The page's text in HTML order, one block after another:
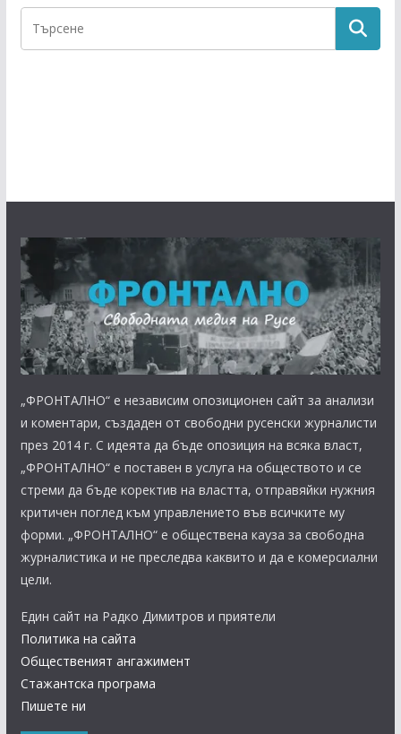
„ФРОНТАЛНО“ е независим опозиционен сайт за анализи
и коментари, създаден от свободни русенски журналисти
през 2014 г. С идеята да бъде опозиция на всяка власт,
„ФРОНТАЛНО“ е поставен в услуга на обществото и се
стреми да бъде коректив на властта, отправяйки нужния
критичен поглед към управлението във всичките му
форми. „ФРОНТАЛНО“ е обществена кауза за свободна
журналистика и не преследва каквито и да е комерсиални
цели.
Един сайт на Радко Димитров и приятели
Политика на сайта
Общественият ангажимент
Стажантска програма
Пишете ни